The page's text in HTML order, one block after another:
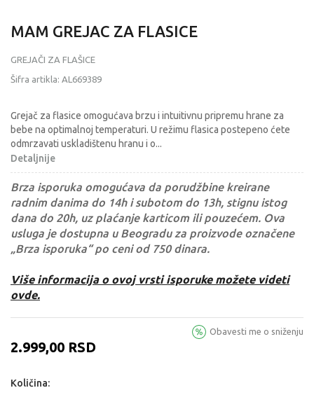
MAM GREJAC ZA FLASICE
GREJAČI ZA FLAŠICE
Šifra artikla: AL669389
Grejač za flasice omogućava brzu i intuitivnu pripremu hrane za
bebe na optimalnoj temperaturi. U režimu flasica postepeno ćete
odmrzavati uskladištenu hranu i o...
Detaljnije
Brza isporuka omogućava da porudžbine kreirane
radnim danima do 14h i subotom do 13h, stignu istog
dana do 20h, uz plaćanje karticom ili pouzećem. Ova
usluga je dostupna u Beogradu za proizvode označene
„Brza isporuka“ po ceni od 750 dinara.
Više informacija o ovoj vrsti isporuke možete videti
ovde.
2.999,00 RSD
Obavesti me o sniženju
Količina: